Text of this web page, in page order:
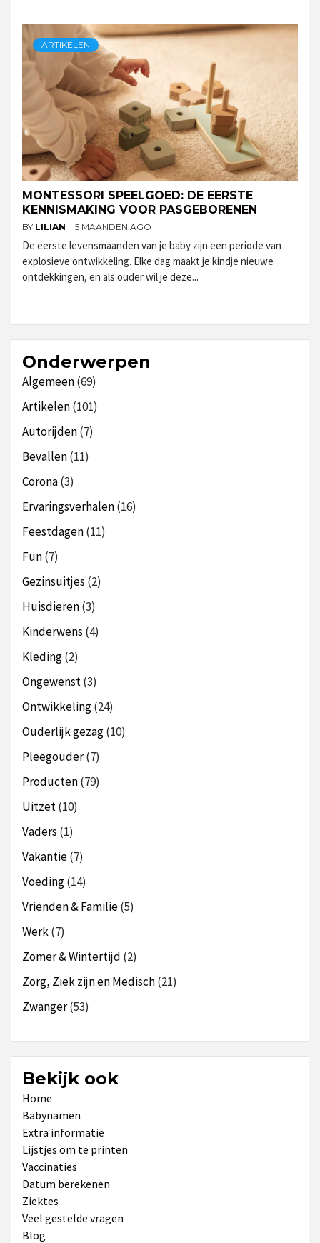
ARTIKELEN
MONTESSORI SPEELGOED: DE EERSTE
KENNISMAKING VOOR PASGEBORENEN
BY LILIAN 5 MAANDEN AGO
De eerste levensmaanden van je baby zijn een periode van
explosieve ontwikkeling. Elke dag maakt je kindje nieuwe
ontdekkingen, en als ouder wil je deze...
Onderwerpen
Algemeen(69)
Artikelen(101)
Autorijden(7)
Bevallen(11)
Corona(3)
Ervaringsverhalen(16)
Feestdagen(11)
Fun(7)
Gezinsuitjes (2)
Huisdieren(3)
Kinderwens (4)
Kleding(2)
Ongewenst(3)
Ontwikkeling(24)
Ouderlijk gezag(10)
Pleegouder(7)
Producten(79)
Uitzet(10)
Vaders (1)
Vakantie(7)
Voeding(14)
Vrienden & Familie(5)
Werk(7)
Zomer & Wintertijd (2)
Zorg, Ziek zijn en Medisch(21)
Zwanger(53)
Bekijk ook
Home
Babynamen
Extra informatie
Lijstjes om te printen
Vaccinaties
Datum berekenen
Ziektes
Veel gestelde vragen
Blog